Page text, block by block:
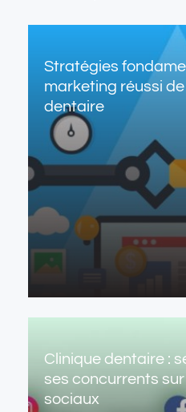
Stratégies
marketing réussi
dentaire
Clinique dentaire :
ses concurrents
sociaux